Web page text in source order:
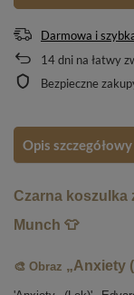
Darmowa i
14dni na łatwy
Bezpieczne
Opis szczegółowy
Czarna koszulka
Munch 👕
🎨 Obraz „Anxiety